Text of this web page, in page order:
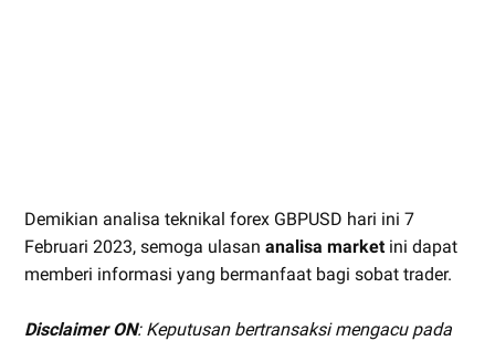
Demikian analisa teknikal forex GBPUSD hari ini 7
Februari 2023, semoga ulasan analisa market ini dapat
memberi informasi yang bermanfaat bagi sobat trader.
Disclaimer ON: Keputusan bertransaksi mengacu pada